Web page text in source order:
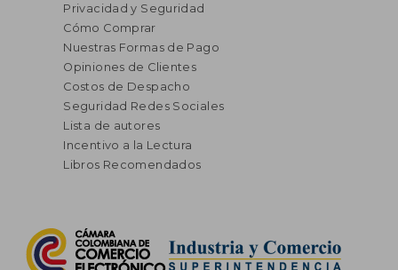
Privacidad y Seguridad
Cómo Comprar
Nuestras Formas de Pago
Opiniones de Clientes
Costos de Despacho
Seguridad Redes Sociales
Lista de autores
Incentivo a la Lectura
Libros Recomendados